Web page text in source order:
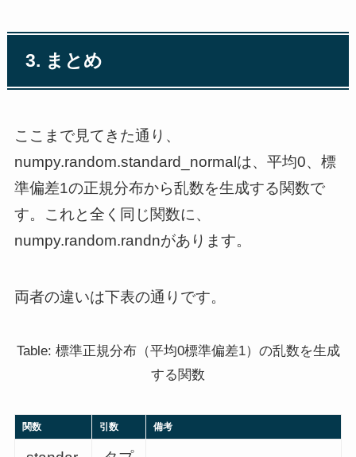
3. まとめ
ここまで見てきた通り、
numpy.random.standard_normalは、平均0、標
準偏差1の正規分布から乱数を生成する関数で
す。これと全く同じ関数に、
numpy.random.randnがあります。
両者の違いは下表の通りです。
Table: 標準正規分布（平均0標準偏差1）の乱数を生成
する関数
関数 引数 備考